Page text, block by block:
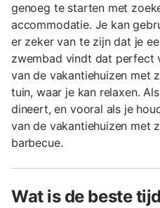
genoeg te starten met
accommodatie. Je kan
er zeker van te zijn dat je
zwembad vindt dat perfect
van de vakantiehuizen met
tuin, waar je kan relaxen.
dineert, en vooral als je
van de vakantiehuizen met
barbecue.
Wat is de beste